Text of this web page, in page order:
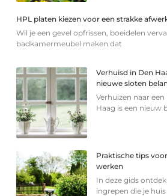
HPL platen kiezen voor een strakke
Wil je een gevel opfrissen, boeidelen
badkamermeubel maken dat
Verhuisd in Den
nieuwe sloten
Verhuizen naar
Haag is een nieuw
Praktische tips
werken
In deze gids
ingrepen die je huis